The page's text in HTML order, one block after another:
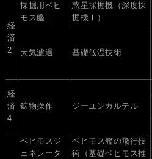
経
済
2
採掘用ベヒ
モス艦Ⅰ
惑星採掘機（深度採
掘機Ⅰ）
大気濾過 基礎低温技術
経
済
4
鉱物操作 ジーユンカルテル
ベヒモスジ
ェネレータ
ベヒモス艦の飛行技
術（基礎ベヒモス推